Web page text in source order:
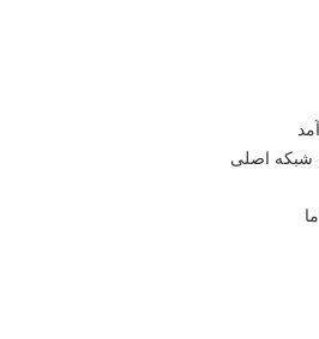
شبکه اصلی